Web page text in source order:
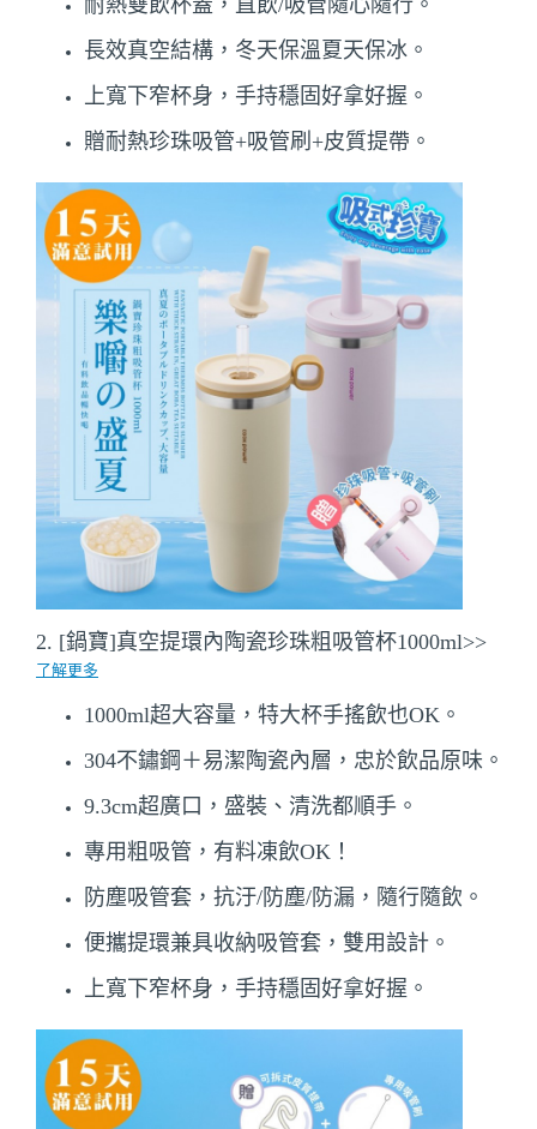
長效真空結構，冬天保溫夏天保冰。
上寬下窄杯身，手持穩固好拿好握。
贈耐熱珍珠吸管+吸管刷+皮質提帶。
2. [鍋寶]真空提環內陶瓷珍珠粗吸管杯1000ml>>
了解更多
1000ml超大容量，特大杯手搖飲也OK。
304不鏽鋼＋易潔陶瓷內層 ，忠於飲品原味。
9.3cm超廣口，盛裝、清洗都順手。
專用粗吸管，有料凍飲OK！
防塵吸管套，抗汙/防塵/防漏，隨行隨飲。
便攜提環兼具收納吸管套，雙用設計。
上寬下窄杯身，手持穩固好拿好握。